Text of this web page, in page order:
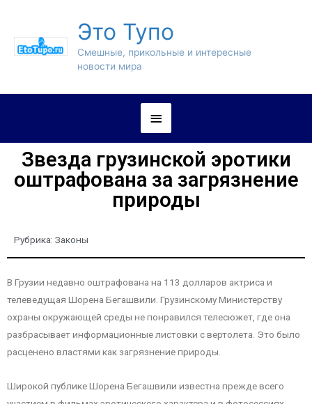
Это Тупо
Смешные, прикольные и интересные
новости мира
Звезда грузинской эротики
оштрафована за загрязнение
природы
Рубрика: Законы
В Грузии недавно оштрафована на 113 долларов актриса и
телеведущая Шорена Бегашвили. Грузинскому Министерству
охраны окружающей среды не понравился телесюжет, где она
разбрасывает информационные листовки с вертолета. Это было
расценено властями как загрязнение природы.
Широкой публике Шорена Бегашвили известна прежде всего